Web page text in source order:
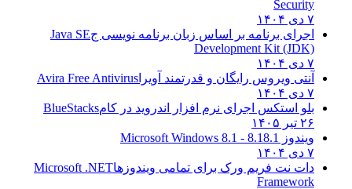
Security
اجرای برنامه بر اساس زبان برنامه نویسی جJava SE
Development Kit (JDK)
آنتی ویروس رایگان و قدرتمند آویرا Avira Free Antivirus
بلو استکس اجرای نرم افزار اندروید در کام BlueStacks
ویندوز 8.18.1 - Microsoft Windows 8.1
دات نت فریم ورک برای تمامی ویندوزهاMicrosoft .NET
Framework